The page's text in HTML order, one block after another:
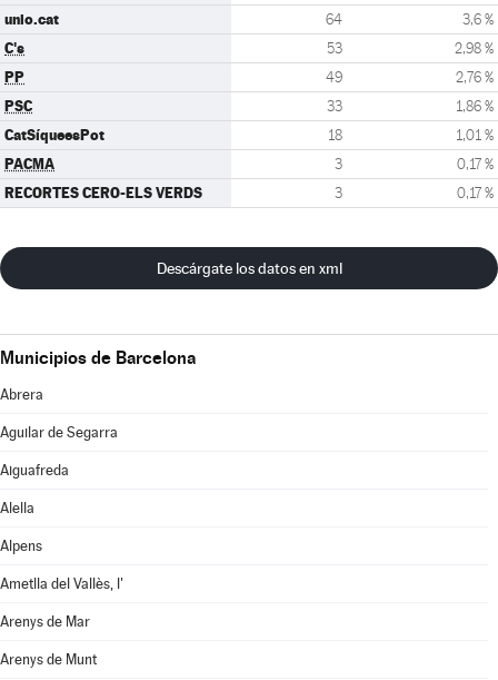
unio.cat 64 3,6 %
C's 53 2,98 %
PP 49 2,76 %
PSC 33 1,86 %
CatSíqueesPot 18 1,01 %
PACMA 3 0,17 %
RECORTES CERO-ELS VERDS 3 0,17 %
Descárgate los datos en xml
Municipios de Barcelona
Abrera
Aguilar de Segarra
Aiguafreda
Alella
Alpens
Ametlla del Vallès, l'
Arenys de Mar
Arenys de Munt